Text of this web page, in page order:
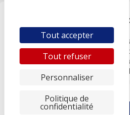
Tout accepter
Tout refuser
Personnaliser
Politique de
confidentialité
Google Maps
Les APIs permettent de charger
moteurs de recherche,
En autorisant ces services tiers,
lecture de cookies et l'utilisation
nécessaires à leur bon
Autoriser